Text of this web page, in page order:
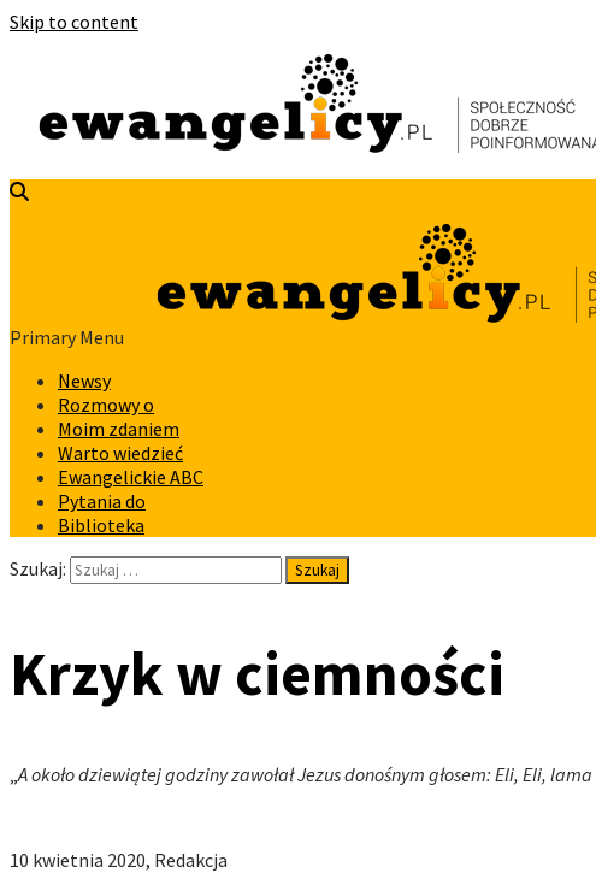
Skip to content
Primary Menu
Newsy
Rozmowy o
Moim zdaniem
Warto wiedzieć
Ewangelickie ABC
Pytania do
Biblioteka
Szukaj:
Krzyk w ciemności
„A około dziewiątej godziny zawołał Jezus donośnym głosem: Eli, Eli,
10 kwietnia 2020, Redakcja